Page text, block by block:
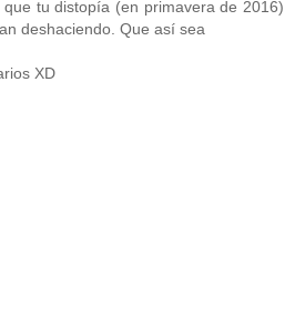
que tu distopía (en primavera de 2016)
deshaciendo. Que así sea
XD